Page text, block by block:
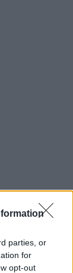
parties, or
for
opt-out
την
δεν